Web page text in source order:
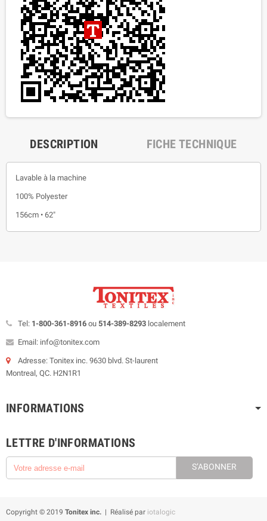
DESCRIPTION FICHE TECHNIQUE
Lavable à la machine
100% Polyester
156cm • 62"
Tel: 1-800-361-8916 ou 514-389-8293 localement
Email: info@tonitex.com
Adresse: Tonitex inc. 9630 blvd. St-laurent
Montreal, QC. H2N1R1
INFORMATIONS
LETTRE D'INFORMATIONS
S’ABONNER
Copyright © 2019 Tonitex inc. | Réalisé par iotalogic